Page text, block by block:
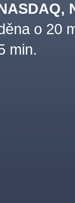
o 20
min.